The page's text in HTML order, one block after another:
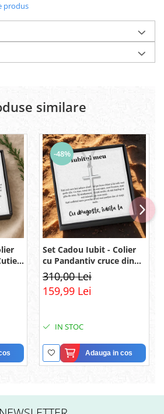
produs
similare
-48%
Set Cadou Iubit - Colier
cu Pandantiv cruce din
argint 925, Pacea
sufletului, placat cu
rodiu, Cutie Elegantă și
310,00 Lei
159,99 Lei
IN STOC
Adauga in cos